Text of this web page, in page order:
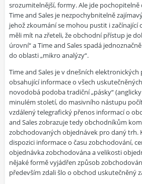
srozumitelnější, formy. Ale jde
Time and Sales je nezpochybnitelně
jehož zkoumání se mohou pustit i začínající
měli mít na zřeteli, že obchodní přístup je
úrovní“ a Time and Sales spadá
do oblasti „mikro analýzy“.
Time and Sales je v dnešních
obsahující informace o všech
novodobá podoba tradiční „pásky“
minulém století, do masivního nástupu
vzdálený telegrafický přenos informací o
and Sales zobrazuje tedy obchodníkům
zobchodovaných objednávek pro daný trh.
dispozici informace o času zobchodování,
objednávka zobchodována a velikosti
nějaké formě vyjádřen způsob
především zdali šlo o obchod uskutečněný